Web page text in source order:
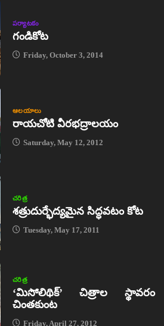
పర్యాటకం
గండికోట
Friday, October 3, 2014
ఆలయాలు
రాయచోటి వీరభద్రాలయం
Saturday, May 12, 2012
చరిత్ర
శత్రుదుర్భేద్యమైన సిద్ధవటం కోట
Tuesday, May 17, 2011
చరిత్ర
‘మిసోలిథిక్‌’ చిత్రాల స్థావరం
చింతకుంట
Friday, April 27, 2012